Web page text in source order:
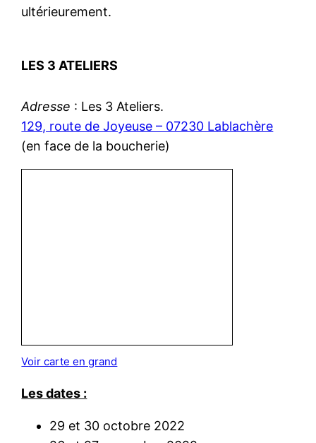
ultérieurement.
LES 3 ATELIERS
Adresse : Les 3 Ateliers.
129, route de Joyeuse – 07230 Lablachère
(en face de la boucherie)
Voir carte en grand
Les dates :
29 et 30 octobre 2022